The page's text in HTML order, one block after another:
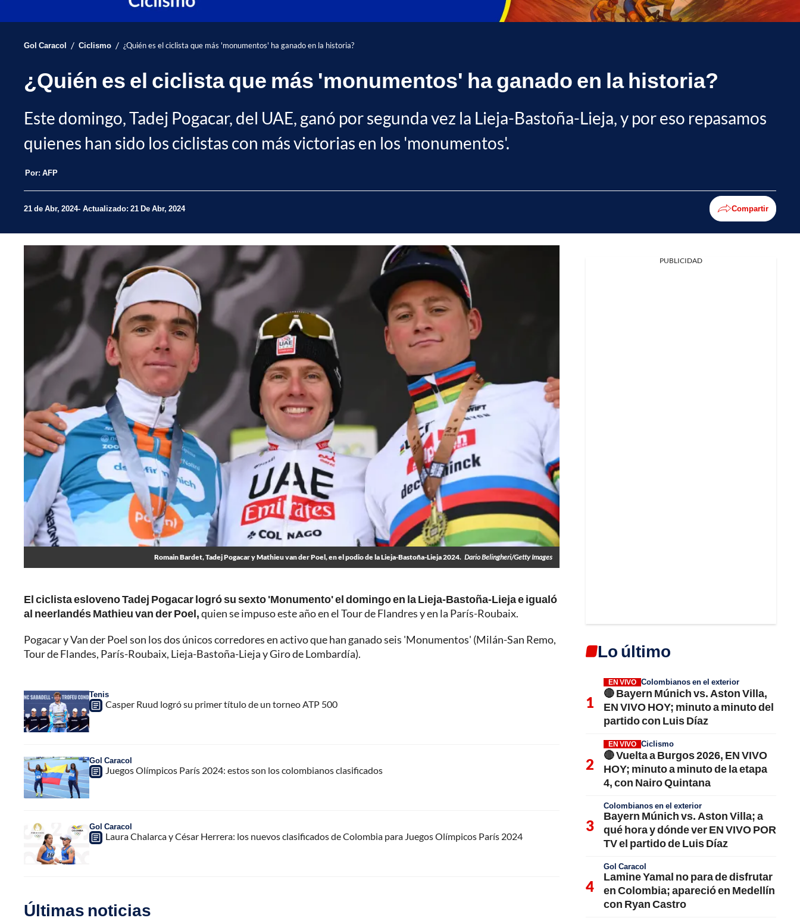
Gol Caracol / Ciclismo / ¿Quién es el ciclista que más 'monumentos' ha ganado en la historia?
¿Quién es el ciclista que más 'monumentos' ha ganado en la historia?
Este domingo, Tadej Pogacar, del UAE, ganó por segunda vez la Lieja-Bastoña-Lieja, y por eso repasamos
quienes han sido los ciclistas con más victorias en los 'monumentos'.
Por: AFP
21 de Abr, 2024 Actualizado: 21 De Abr, 2024 Compartir
Romain Bardet, Tadej Pogacar y Mathieu van der Poel, en el podio de la Lieja-Bastoña-Lieja 2024. Dario Belingheri/Getty Images
El ciclista esloveno Tadej Pogacar logró su sexto 'Monumento' el domingo en la Lieja-Bastoña-Lieja e igualó
al neerlandés Mathieu van der Poel,quien se impuso este año en el Tour de Flandres y en la París-Roubaix.
Pogacar y Van der Poel son los dos únicos corredores en activo que han ganado seis 'Monumentos' (Milán-San Remo,
Tour de Flandes, París-Roubaix, Lieja-Bastoña-Lieja y Giro de Lombardía).
Tenis
Casper Ruud logró su primer título de un torneo ATP 500
Gol Caracol
Juegos Olímpicos París 2024: estos son los colombianos clasificados
Gol Caracol
Laura Chalarca y César Herrera: los nuevos clasificados de Colombia para Juegos Olímpicos París 2024
Últimas noticias
PUBLICIDAD
Lo último
EN VIVO Colombianos en el exterior
🔴 Bayern Múnich vs. Aston Villa,
EN VIVO HOY; minuto a minuto del
partido con Luis Díaz
EN VIVO Ciclismo
🔴 Vuelta a Burgos 2026, EN VIVO
HOY; minuto a minuto de la etapa
4, con Nairo Quintana
Colombianos en el exterior
Bayern Múnich vs. Aston Villa; a
qué hora y dónde ver EN VIVO POR
TV el partido de Luis Díaz
Gol Caracol
Lamine Yamal no para de disfrutar
en Colombia; apareció en Medellín
con Ryan Castro